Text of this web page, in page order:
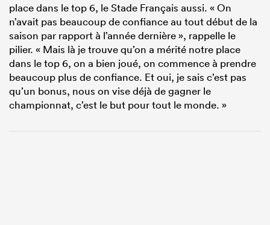
place dans le top 6, le Stade Français aussi. « On
n’avait pas beaucoup de confiance au tout début de la
saison par rapport à l’année dernière », rappelle le
pilier. « Mais là je trouve qu’on a mérité notre place
dans le top 6, on a bien joué, on commence à prendre
beaucoup plus de confiance. Et oui, je sais c’est pas
qu’un bonus, nous on vise déjà de gagner le
championnat, c’est le but pour tout le monde. »